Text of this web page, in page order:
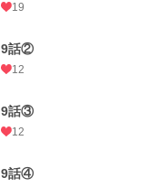
19
9話②
12
9話③
12
9話④